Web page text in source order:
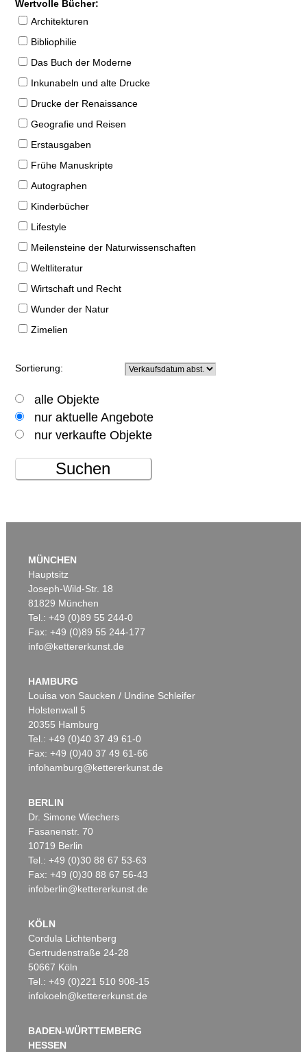
Wertvolle Bücher:
Architekturen
Bibliophilie
Das Buch der Moderne
Inkunabeln und alte Drucke
Drucke der Renaissance
Geografie und Reisen
Erstausgaben
Frühe Manuskripte
Autographen
Kinderbücher
Lifestyle
Meilensteine der Naturwissenschaften
Weltliteratur
Wirtschaft und Recht
Wunder der Natur
Zimelien
Sortierung:
alle Objekte
nur aktuelle Angebote
nur verkaufte Objekte
Suchen
MÜNCHEN
Hauptsitz
Joseph-Wild-Str. 18
81829 München
Tel.: +49 (0)89 55 244-0
Fax: +49 (0)89 55 244-177
info@kettererkunst.de
HAMBURG
Louisa von Saucken / Undine Schleifer
Holstenwall 5
20355 Hamburg
Tel.: +49 (0)40 37 49 61-0
Fax: +49 (0)40 37 49 61-66
infohamburg@kettererkunst.de
BERLIN
Dr. Simone Wiechers
Fasanenstr. 70
10719 Berlin
Tel.: +49 (0)30 88 67 53-63
Fax: +49 (0)30 88 67 56-43
infoberlin@kettererkunst.de
KÖLN
Cordula Lichtenberg
Gertrudenstraße 24-28
50667 Köln
Tel.: +49 (0)221 510 908-15
infokoeln@kettererkunst.de
BADEN-WÜRTTEMBERG
HESSEN